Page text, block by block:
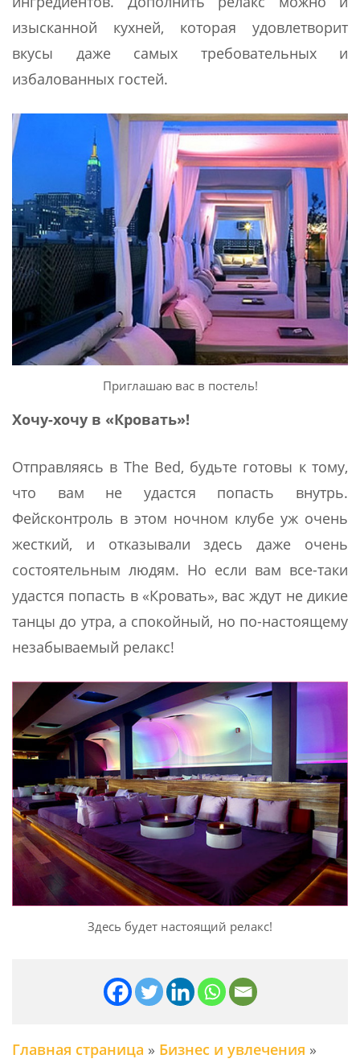
изысканной кухней, которая удовлетворит
вкусы даже самых требовательных и
избалованных гостей.
Приглашаю вас в постель!
Хочу-хочу в «Кровать»!
Отправляясь в The Bed, будьте готовы к тому,
что вам не удастся попасть внутрь.
Фейсконтроль в этом ночном клубе уж очень
жесткий, и отказывали здесь даже очень
состоятельным людям. Но если вам все-таки
удастся попасть в «Кровать», вас ждут не дикие
танцы до утра, а спокойный, но по-настоящему
незабываемый релакс!
Здесь будет настоящий релакс!
Главная страница » Бизнес и увлечения »